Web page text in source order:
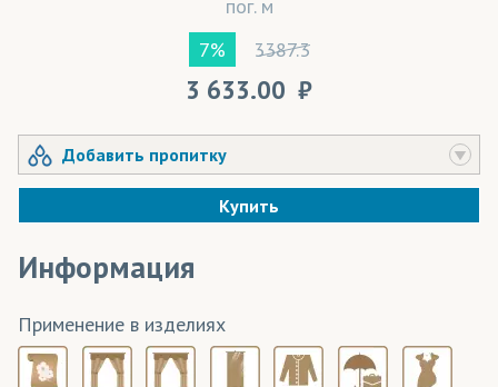
пог. м
7%
3387.3
3 633.00
Добавить пропитку
Купить
Информация
Применение в изделиях